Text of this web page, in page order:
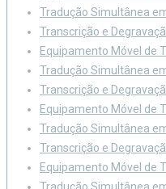
Tradução Simultânea
Transcrição e
Equipamento Móvel de
Tradução Simultânea
Transcrição e
Equipamento Móvel de
Tradução Simultânea
Transcrição e
Equipamento Móvel de